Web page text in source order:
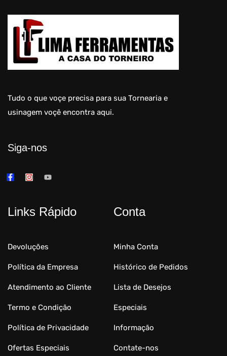
Tudo o que voçe precisa para sua Tornearia e
usinagem voçê encontra aqui.
Siga-nos
Links Rápido
Devoluções
Política da Empresa
Atendimento ao Cliente
Termo e Condição
Política de Privacidade
Ofertas Especiais
Conta
Minha Conta
Histórico de Pedidos
Lista de Desejos
Especiais
Informação
Contate-nos